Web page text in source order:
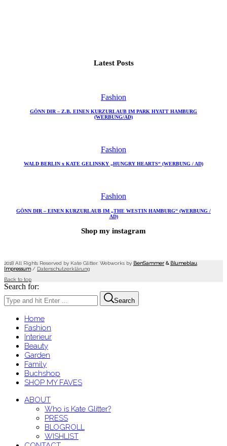
Latest Posts
Fashion
GÖNN DIR – Z.B. EINEN KURZURLAUB IM PARK HYATT HAMBURG
(WERBUNG/AD)
Fashion
WALD BERLIN x KATE GELINSKY „HUNGRY HEARTS“ (WERBUNG / AD)
Fashion
GÖNN DIR – EINEN KURZURLAUB IM „THE WESTIN HAMBURG“ (WERBUNG /
AD)
Shop my instagram
2018 All Rights Reserved by Kate Glitter. Webworks by BenSammer & Blumeblau
Impressum/ Datenschutzerklärung
Back to top
Search for:
Search
Home
Fashion
Interieur
Beauty
Garden
Family
Buchshop
SHOP MY FAVES
ABOUT
Who is Kate Glitter?
PRESS
BLOGROLL
WISHLIST